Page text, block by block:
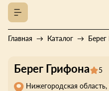
Главная Каталог
Берег Грифона
5
Нижегородская